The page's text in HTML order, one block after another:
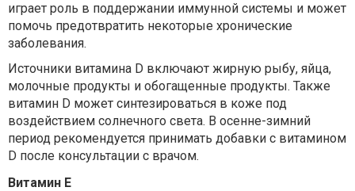
играет роль в поддержании иммунной системы и может
помочь предотвратить некоторые хронические
заболевания.
Источники витамина D включают жирную рыбу, яйца,
молочные продукты и обогащенные продукты. Также
витамин D может синтезироваться в коже под
воздействием солнечного света. В осенне-зимний
период рекомендуется принимать добавки с витамином
D после консультации с врачом.
Витамин E